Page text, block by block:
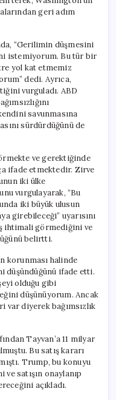
geri adım
“Gerilimin düşmesini
istemiyorum. Bu tür bir
yol kat etmemiz
dedi. Ayrıca,
vurguladı. ABD
savunmasına
sürdürdüğünü de
ve gerektiğinde
ifade etmektedir. Zirve
iki ülke
vurgulayarak, “Bu
iki büyük ulusun
girebileceği” uyarısını
ihtimali görmediğini ve
belirtti.
korunması halinde
düşündüğünü ifade etti.
olduğu gibi
düşünüyorum. Ancak
var diyerek bağımsızlık
Tayvan’a 11 milyar
Bu satış kararı
Trump, bu konuyu
satışın onaylanıp
açıkladı.